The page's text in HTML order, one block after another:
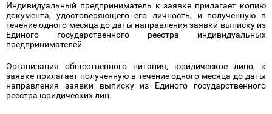
Индивидуальный предприниматель к заявке прилагает копию
документа, удостоверяющего его личность, и полученную в
течение одного месяца до даты направления заявки выписку из
Единого государственного реестра индивидуальных
предпринимателей.
Организация общественного питания, юридическое лицо, к
заявке прилагает полученную в течение одного месяца до даты
направления заявки выписку из Единого государственного
реестра юридических лиц.